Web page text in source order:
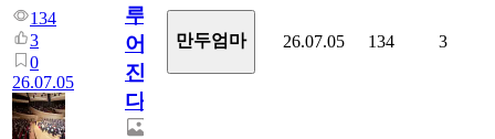
134
3
0
26.07.05
루
어
진
다.
만두엄마 26.07.05 134 3